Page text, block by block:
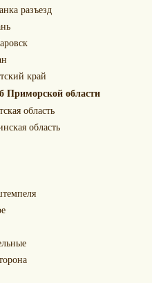
разъезд
край
Приморской области
область
область